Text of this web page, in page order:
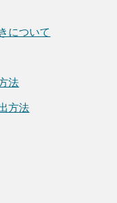
について
法
方法